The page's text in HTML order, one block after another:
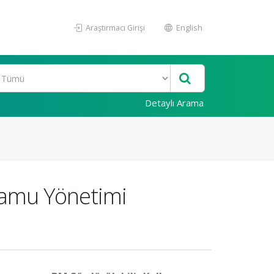
Araştırmacı Girişi English
Detaylı Arama
Yönetimi